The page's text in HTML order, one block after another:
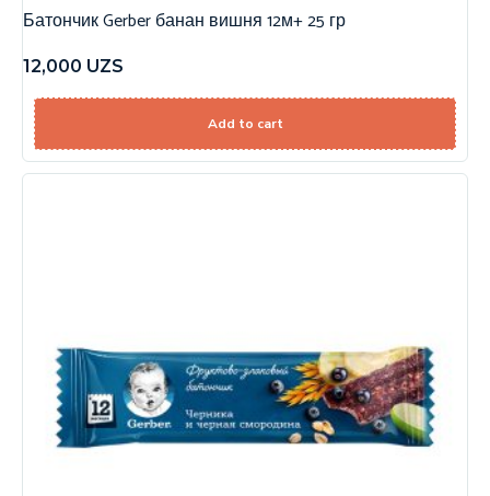
Батончик Gerber банан вишня 12м+ 25 гр
12,000 UZS
Add to cart